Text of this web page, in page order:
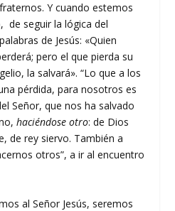
Y cuando estemos
de seguir la lógica del
de Jesús: «Quien
pero el que pierda su
la salvará». “Lo que a los
pérdida, para nosotros es
Señor, que nos ha salvado
haciéndose otro: de Dios
de rey siervo. También a
otros”, a ir al encuentro
al Señor Jesús, seremos